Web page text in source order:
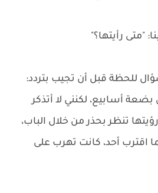
"متى رأيتها؟"
للحظة قبل أن تجيب بتردد:
أسابيع، لكنني لا أتذكر
تنظر بحذر من خلال الباب،
اقترب أحد، كانت تهرب على